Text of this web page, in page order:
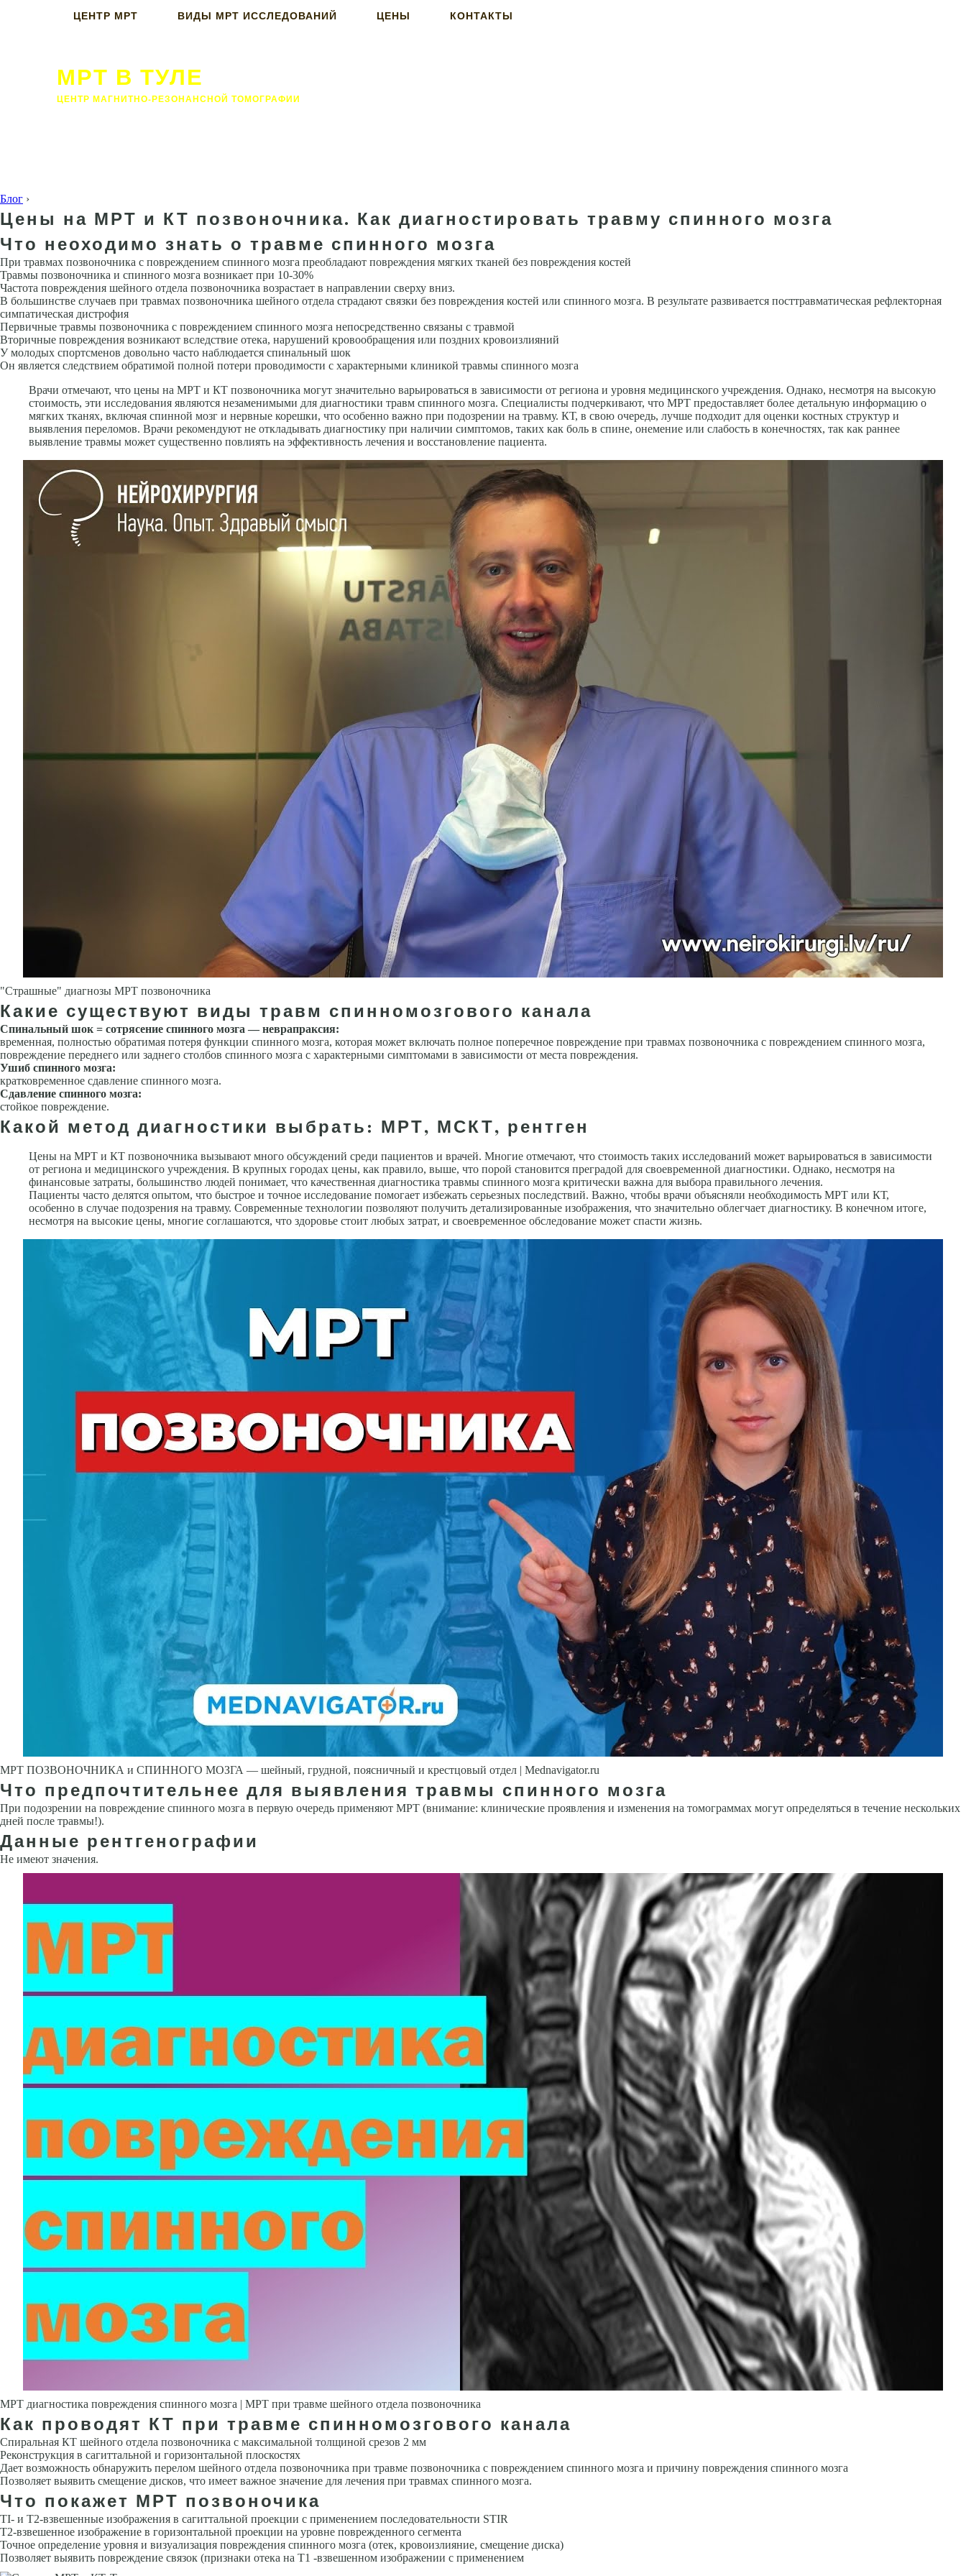
ЦЕНТР МРТ ВИДЫ МРТ ИССЛЕДОВАНИЙ ЦЕНЫ КОНТАКТЫ
МРТ В ТУЛЕ
ЦЕНТР МАГНИТНО-РЕЗОНАНСНОЙ ТОМОГРАФИИ
Блог ›
Цены на МРТ и КТ позвоночника. Как диагностировать травму спинного мозга
Что неоходимо знать о травме спинного мозга
При травмах позвоночника с повреждением спинного мозга преобладают повреждения мягких тканей без повреждения костей
Травмы позвоночника и спинного мозга возникает при 10-30%
Частота повреждения шейного отдела позво­ночника возрастает в направлении сверху вниз.
В большинстве случаев при травмах позвоночника шейного отдела стра­дают связки без повреждения костей или спинного мозга. В результате развивается посттравматическая рефлекторная
симпатическая дистро­фия
Первичные травмы позвоночника с повреждением спинного мозга непосредственно связа­ны с травмой
Вторичные повреждения возникают вследствие отека, нарушений кровообращения или поздних кровоизлияний
У молодых спортсменов довольно часто наблюдается спинальный шок
Он являет­ся следствием обратимой полной потери проводимости с характерными клиникой травмы спинного мозга
Врачи отмечают, что цены на МРТ и КТ позвоночника могут значительно варьироваться в зависимости от региона и уровня медицинского учреждения. Однако, несмотря на высокую
стоимость, эти исследования являются незаменимыми для диагностики травм спинного мозга. Специалисты подчеркивают, что МРТ предоставляет более детальную информацию о
мягких тканях, включая спинной мозг и нервные корешки, что особенно важно при подозрении на травму. КТ, в свою очередь, лучше подходит для оценки костных структур и
выявления переломов. Врачи рекомендуют не откладывать диагностику при наличии симптомов, таких как боль в спине, онемение или слабость в конечностях, так как раннее
выявление травмы может существенно повлиять на эффективность лечения и восстановление пациента.
"Страшные" диагнозы МРТ позвоночника
Какие существуют виды травм спинномозгового канала
Спинальный шок = сотрясение спинного мозга — неврапраксия:
времен­ная, полностью обратимая потеря функции спинного мозга, которая может включать полное поперечное повреждение при травмах позвоночника с повреждением спинного мозга,
повреждение переднего или заднего столбов спинного мозга с характерными симптомами в зависимости от места повреждения.
Ушиб спинного мозга:
кратковременное сдавление спинного мозга.
Сдавление спинного мозга:
стойкое повреждение.
Какой метод диагностики выбрать: МРТ, МСКТ, рентген
Цены на МРТ и КТ позвоночника вызывают много обсуждений среди пациентов и врачей. Многие отмечают, что стоимость таких исследований может варьироваться в зависимости
от региона и медицинского учреждения. В крупных городах цены, как правило, выше, что порой становится преградой для своевременной диагностики. Однако, несмотря на
финансовые затраты, большинство людей понимает, что качественная диагностика травмы спинного мозга критически важна для выбора правильного лечения.
Пациенты часто делятся опытом, что быстрое и точное исследование помогает избежать серьезных последствий. Важно, чтобы врачи объясняли необходимость МРТ или КТ,
особенно в случае подозрения на травму. Современные технологии позволяют получить детализированные изображения, что значительно облегчает диагностику. В конечном итоге,
несмотря на высокие цены, многие соглашаются, что здоровье стоит любых затрат, и своевременное обследование может спасти жизнь.
МРТ ПОЗВОНОЧНИКА и СПИННОГО МОЗГА — шейный, грудной, поясничный и крестцовый отдел | Mednavigator.ru
Что предпочтительнее для выявления травмы спинного мозга
При подозрении на повреждение спинного мозга в первую очередь при­меняют МРТ (внимание: клинические проявления и изменения на томо­граммах могут определяться в течение нескольких
дней после травмы!).
Данные рентгенографии
Не имеют значения.
МРТ диагностика повреждения спинного мозга | МРТ при травме шейного отдела позвоночника
Как проводят КТ при травме спинномозгового канала
Спиральная КТ шейного отдела позвоночника с максимальной толщиной срезов 2 мм
Реконструкция в сагиттальной и горизонтальной плоско­стях
Дает возможность обнаружить перелом шейного отдела позвоноч­ника при травме позвоночника с повреждением спинного мозга и причину повреждения спинного мозга
Позволяет выявить сме­щение дисков, что имеет важное значение для лечения при травмах спинного мозга.
Что покажет МРТ позвоночика
TI- и Т2-взвешенные изображения в сагиттальной проекции с приме­нением последовательности STIR
Т2-взвешенное изображение в гори­зонтальной проекции на уровне поврежденного сегмента
Точное оп­ределение уровня и визуализация повреждения спинного мозга (отек, кровоизлияние, смещение диска)
Позволяет выявить повреждение свя­зок (признаки отека на Т1 -взвешенном изображении с применением